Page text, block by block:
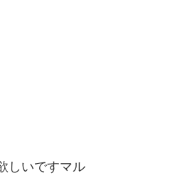
しいですマル